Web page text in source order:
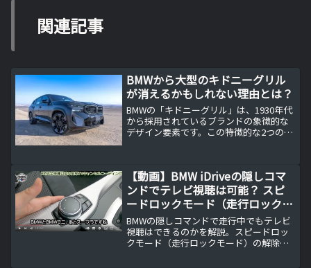
関連記事
BMWから大型のキドニーグリル
が消えるかもしれない理由とは？
BMWの「キドニーグリル」は、1930年代
から採用されているブランドの象徴的な
デザイン要素です。この特徴的な2つの楕
リルが急激に巨...
【動画】BMW iDriveの隠しコマ
ンドでテレビ視聴は可能？ スピ
ードロックモード（走行ロックモ
ード）解除方法を解説
BMWの隠しコマンドで走行中でもテレビ
視聴はできるのかを解説。スピードロッ
クモード（走行ロックモード）の解除方